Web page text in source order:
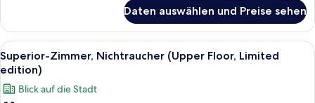
Zimmer,
Nichtraucher,
Buchtblick
(Upper
Daten auswählen und Preise sehen
Alle
Fotos
für
Superior-
Ein Hotelzimmer mit zwei Betten,
7
Superior-Zimmer, Nichtraucher (Upper Floor, Limited
edition)
Blick auf die Stadt